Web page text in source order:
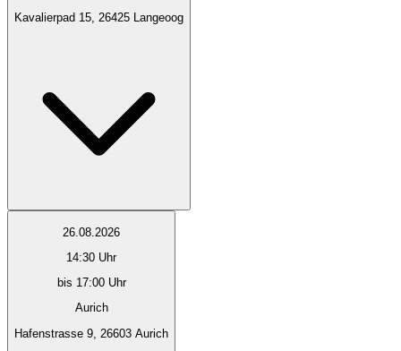
Kavalierpad 15, 26425 Langeoog
26.08.2026
14:30 Uhr
bis 17:00 Uhr
Aurich
Hafenstrasse 9, 26603 Aurich